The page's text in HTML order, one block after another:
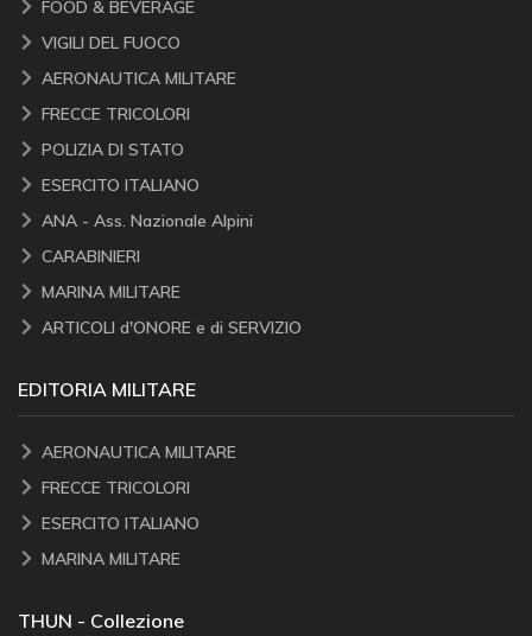
FOOD & BEVERAGE
VIGILI DEL FUOCO
AERONAUTICA MILITARE
FRECCE TRICOLORI
POLIZIA DI STATO
ESERCITO ITALIANO
ANA - Ass. Nazionale Alpini
CARABINIERI
MARINA MILITARE
ARTICOLI d'ONORE e di SERVIZIO
EDITORIA MILITARE
AERONAUTICA MILITARE
FRECCE TRICOLORI
ESERCITO ITALIANO
MARINA MILITARE
THUN - Collezione